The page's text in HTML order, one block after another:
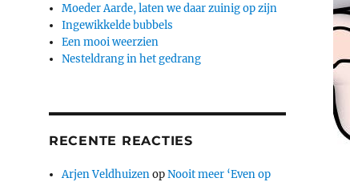
Moeder Aarde, laten we daar zuinig op zijn
Ingewikkelde bubbels
Een mooi weerzien
Nesteldrang in het gedrang
RECENTE REACTIES
Arjen VeldhuizenopNooit meer ‘Even op